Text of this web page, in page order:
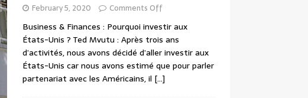
February 5, 2020 Comments Off
Business & Finances : Pourquoi investir aux
États-Unis ? Ted Mvutu : Après trois ans
d’activités, nous avons décidé d’aller investir aux
États-Unis car nous avons estimé que pour parler
partenariat avec les Américains, il […]